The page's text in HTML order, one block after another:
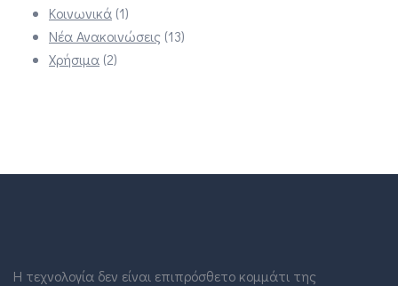
Κοινωνικά (1)
Νέα Ανακοινώσεις (13)
Χρήσιμα (2)
Η τεχνολογία δεν είναι επιπρόσθετο κομμάτι της